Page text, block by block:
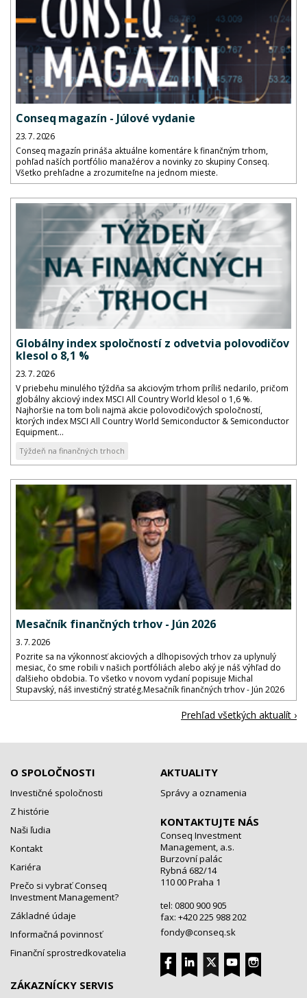
Conseq magazín - Júlové vydanie
23. 7. 2026
Conseq magazín prináša aktuálne komentáre k finančným trhom,
pohľad naších portfólio manažérov a novinky zo skupiny Conseq.
Všetko prehľadne a zrozumiteľne na jednom mieste.
Globálny index spoločností z odvetvia polovodičov
klesol o 8,1 %
23. 7. 2026
V priebehu minulého týždňa sa akciovým trhom príliš nedarilo, pričom
globálny akciový index MSCI All Country World klesol o 1,6 %.
Najhoršie na tom boli najmä akcie polovodičových spoločností,
ktorých index MSCI All Country World Semiconductor & Semiconductor
Equipment...
Týždeň na finančných trhoch
Mesačník finančných trhov - Jún 2026
3. 7. 2026
Pozrite sa na výkonnosť akciových a dlhopisových trhov za uplynulý
mesiac, čo sme robili v našich portfóliách alebo aký je náš výhľad do
ďalšieho obdobia. To všetko v novom vydaní popisuje Michal
Stupavský, náš investičný stratég.Mesačník finančných trhov - Jún 2026
Prehľad všetkých aktualít ›
O SPOLOČNOSTI
Investičné spoločnosti
Z histórie
Naši ľudia
Kontakt
Kariéra
Prečo si vybrať Conseq
Investment Management?
Základné údaje
Informačná povinnosť
Finanční sprostredkovatelia
ZÁKAZNÍCKY SERVIS
AKTUALITY
Správy a oznamenia
KONTAKTUJTE NÁS
Conseq Investment
Management, a.s.
Burzovní palác
Rybná 682/14
110 00 Praha 1
tel: 0800 900 905
fax: +420 225 988 202
fondy@conseq.sk